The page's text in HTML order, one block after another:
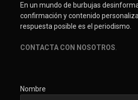
En un mundo de burbujas
confirmación y contenido
respuesta posible es el periodismo.
CONTACTA CON NOSOTROS
Nombre